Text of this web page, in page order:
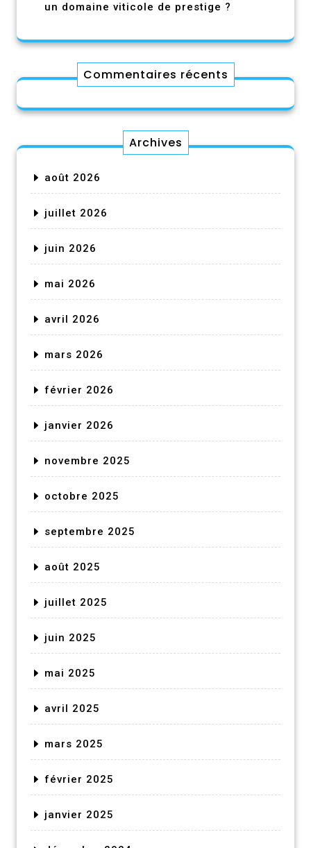
un domaine viticole de prestige ?
Commentaires récents
Archives
août 2026
juillet 2026
juin 2026
mai 2026
avril 2026
mars 2026
février 2026
janvier 2026
novembre 2025
octobre 2025
septembre 2025
août 2025
juillet 2025
juin 2025
mai 2025
avril 2025
mars 2025
février 2025
janvier 2025